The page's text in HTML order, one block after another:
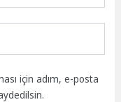
için adım, e-posta